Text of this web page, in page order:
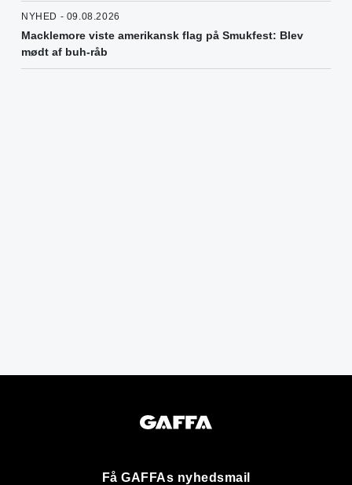
NYHED - 09.08.2026
Macklemore viste amerikansk flag på Smukfest: Blev
mødt af buh-råb
Få GAFFAs nyhedsmail